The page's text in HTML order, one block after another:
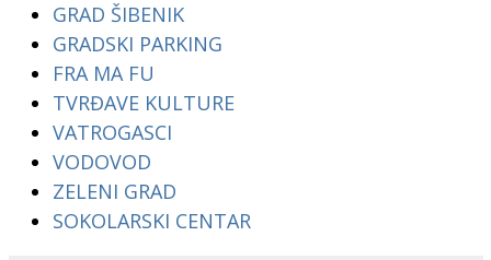
GRAD ŠIBENIK
GRADSKI PARKING
FRA MA FU
TVRĐAVE KULTURE
VATROGASCI
VODOVOD
ZELENI GRAD
SOKOLARSKI CENTAR